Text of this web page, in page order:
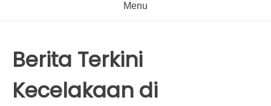
Menu
Berita Terkini
Kecelakaan di